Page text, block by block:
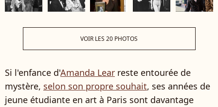
VOIR LES 20 PHOTOS
Si l'enfance d'Amanda Lear reste entourée de
mystère, selon son propre souhait, ses années de
jeune étudiante en art à Paris sont davantage